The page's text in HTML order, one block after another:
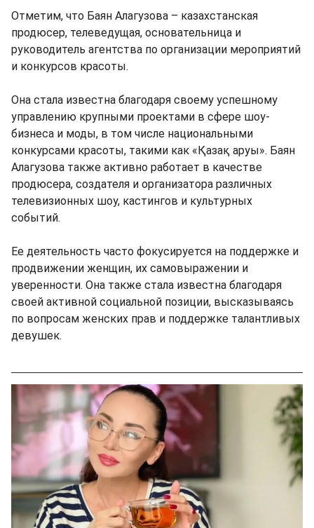
Отметим, что Баян Алагузова – казахстанская
продюсер, телеведущая, основательница и
руководитель агентства по организации мероприятий
и конкурсов красоты.
Она стала известна благодаря своему успешному
управлению крупными проектами в сфере шоу-
бизнеса и моды, в том числе национальными
конкурсами красоты, такими как «Қазақ аруы». Баян
Алагузова также активно работает в качестве
продюсера, создателя и организатора различных
телевизионных шоу, кастингов и культурных
событий.
Ее деятельность часто фокусируется на поддержке и
продвижении женщин, их самовыражении и
уверенности. Она также стала известна благодаря
своей активной социальной позиции, высказываясь
по вопросам женских прав и поддержке талантливых
девушек.